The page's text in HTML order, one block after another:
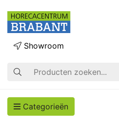
Zoek op
Showroom
Categorieën